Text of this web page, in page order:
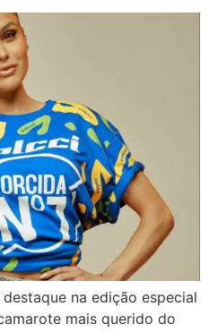
na edição especial
mais querido do